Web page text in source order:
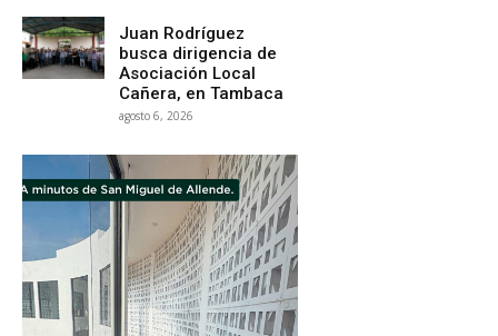
Juan Rodríguez
busca dirigencia de
Asociación Local
Cañera, en Tambaca
agosto 6, 2026